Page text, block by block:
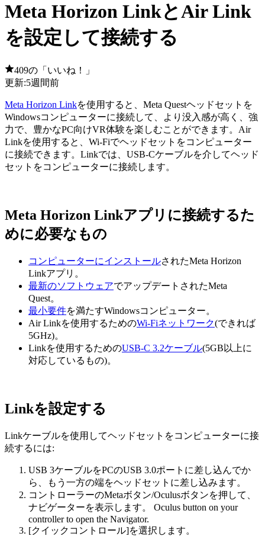
Meta Horizon LinkとAir Link
を設定して接続する
409の「いいね！」
更新:5週間前
Meta Horizon Linkを使用すると、Meta Questヘッドセットを
Windowsコンピューターに接続して、より没入感が高く、強
力で、豊かなPC向けVR体験を楽しむことができます。Air
Linkを使用すると、Wi-Fiでヘッドセットをコンピューター
に接続できます。Linkでは、USB-Cケーブルを介してヘッド
セットをコンピューターに接続します。
Meta Horizon Linkアプリに接続するた
めに必要なもの
コンピューターにインストールされたMeta Horizon
Linkアプリ。
最新のソフトウェアでアップデートされたMeta
Quest。
最小要件を満たすWindowsコンピューター。
Air Linkを使用するためのWi-Fiネットワーク(できれば
5GHz)。
Linkを使用するためのUSB-C 3.2ケーブル(5GB以上に
対応しているもの)。
Linkを設定する
Linkケーブルを使用してヘッドセットをコンピューターに接
続するには:
USB 3ケーブルをPCのUSB 3.0ポートに差し込んでか
ら、もう一方の端をヘッドセットに差し込みます。
コントローラーのMetaボタン/Oculusボタンを押して、
ナビゲーターを表示します。
Oculus button on your
controller to open the Navigator.
[クイックコントロール]を選択します。